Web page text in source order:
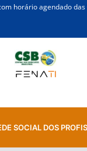
horário agendado
SOCIAL DOS